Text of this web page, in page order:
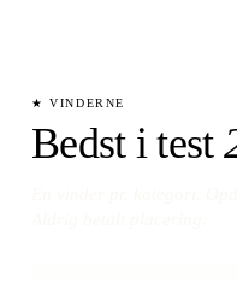
★ VINDERNE
Bedst i test